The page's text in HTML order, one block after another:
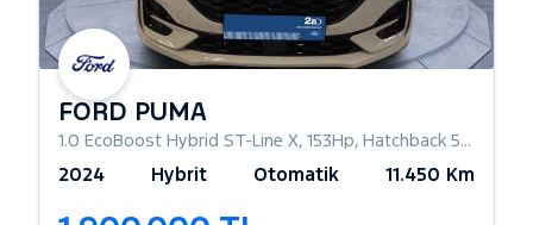
FORD PUMA
1.0 EcoBoost Hybrid ST-Line X, 153Hp, Hatchback 5 Kapı
2024 Hybrit Otomatik 11.450 Km